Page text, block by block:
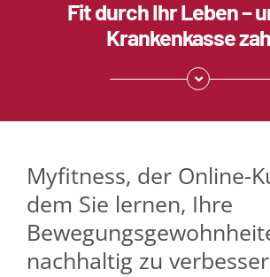
Fit durch Ihr Leben –
Krankenkasse
Myfitness, der Online-
dem Sie lernen, Ihre
nachhaltig zu